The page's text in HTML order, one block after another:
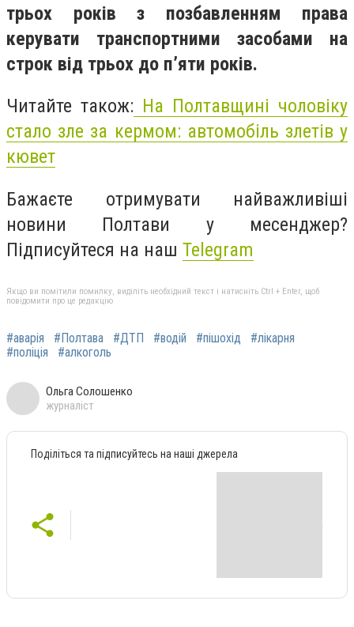
трьох років з позбавленням права
керувати транспортними засобами на
строк від трьох до п’яти років.
Читайте також: На Полтавщині чоловіку
стало зле за кермом: автомобіль злетів у
кювет
Бажаєте отримувати найважливіші
новини Полтави у месенджер?
Підписуйтеся на наш Telegram
Якщо ви помітили помилку, виділіть необхідний текст і натисніть Ctrl + Enter, щоб
повідомити про це редакцію
#аварія #Полтава #ДТП #водій #пішохід
#лікарня
#поліція
#алкоголь
Ольга Солошенко
журналіст
Поділіться та підписуйтесь на наші джерела